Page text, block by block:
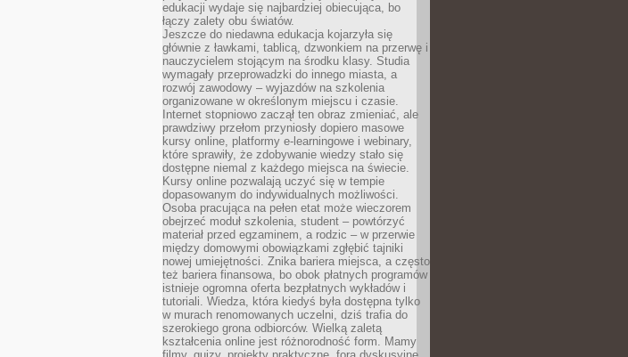
edukacji wydaje się najbardziej obiecująca, bo
łączy zalety obu światów.
Jeszcze do niedawna edukacja kojarzyła się
głównie z ławkami, tablicą, dzwonkiem na przerwę i
nauczycielem stojącym na środku klasy. Studia
wymagały przeprowadzki do innego miasta, a
rozwój zawodowy – wyjazdów na szkolenia
organizowane w określonym miejscu i czasie.
Internet stopniowo zaczął ten obraz zmieniać, ale
prawdziwy przełom przyniosły dopiero masowe
kursy online, platformy e-learningowe i webinary,
które sprawiły, że zdobywanie wiedzy stało się
dostępne niemal z każdego miejsca na świecie.
Kursy online pozwalają uczyć się w tempie
dopasowanym do indywidualnych możliwości.
Osoba pracująca na pełen etat może wieczorem
obejrzeć moduł szkolenia, student – powtórzyć
materiał przed egzaminem, a rodzic – w przerwie
między domowymi obowiązkami zgłębić tajniki
nowej umiejętności. Znika bariera miejsca, a często
też bariera finansowa, bo obok płatnych programów
istnieje ogromna oferta bezpłatnych wykładów i
tutoriali. Wiedza, która kiedyś była dostępna tylko
w murach renomowanych uczelni, dziś trafia do
szerokiego grona odbiorców. Wielką zaletą
kształcenia online jest różnorodność form. Mamy